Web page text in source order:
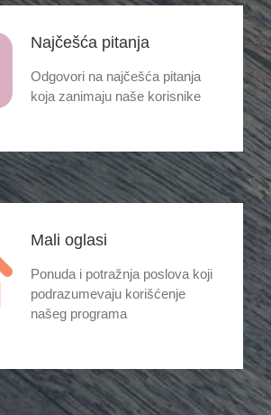
Najčešća pitanja
Odgovori na najčešća pitanja
koja zanimaju naše korisnike
Mali oglasi
Ponuda i potražnja poslova koji
podrazumevaju korišćenje
našeg programa